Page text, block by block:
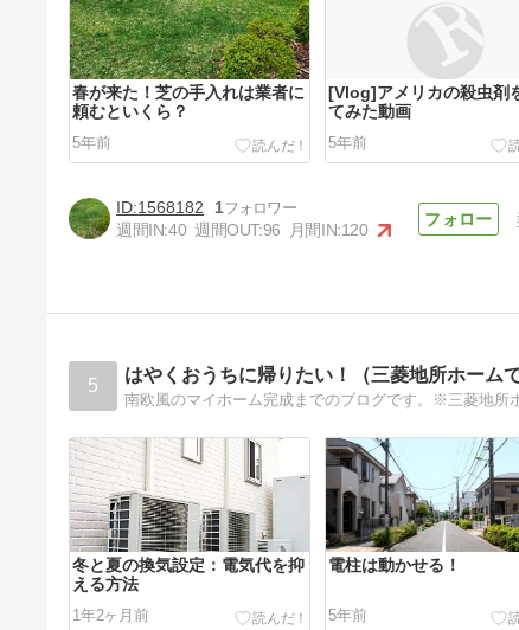
春が来た！芝の手入れは業者に
頼むといくら？
5年前
[Vlog]アメリカの殺虫剤
てみた動画
5年前
1568182
1
週間IN:40 週間OUT:96 月間IN:120
5 はやくおうちに帰りたい！（三菱地所ホーム
冬と夏の換気設定：電気代を抑
える方法
1年2ヶ月前
電柱は動かせる！
5年前